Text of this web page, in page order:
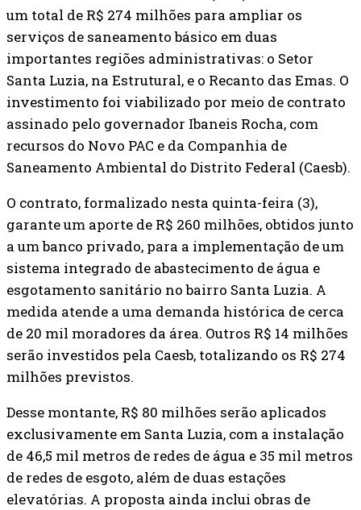
um total de R$ 274 milhões para ampliar os
serviços de saneamento básico em duas
importantes regiões administrativas: o Setor
Santa Luzia, na Estrutural, e o Recanto das Emas. O
investimento foi viabilizado por meio de contrato
assinado pelo governador Ibaneis Rocha, com
recursos do Novo PAC e da Companhia de
Saneamento Ambiental do Distrito Federal (Caesb).
O contrato, formalizado nesta quinta-feira (3),
garante um aporte de R$ 260 milhões, obtidos junto
a um banco privado, para a implementação de um
sistema integrado de abastecimento de água e
esgotamento sanitário no bairro Santa Luzia. A
medida atende a uma demanda histórica de cerca
de 20 mil moradores da área. Outros R$ 14 milhões
serão investidos pela Caesb, totalizando os R$ 274
milhões previstos.
Desse montante, R$ 80 milhões serão aplicados
exclusivamente em Santa Luzia, com a instalação
de 46,5 mil metros de redes de água e 35 mil metros
de redes de esgoto, além de duas estações
elevatórias. A proposta ainda inclui obras de